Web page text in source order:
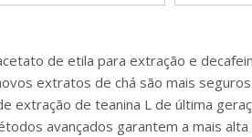
de etila para extração e
extratos de chá são mais
extração de teanina L de última
avançados garantem a mais